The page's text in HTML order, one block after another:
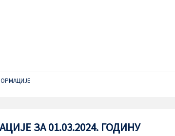
ЗА 01.03.2024. ГОДИНУ